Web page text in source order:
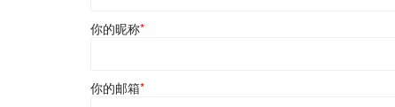
你的昵称*
你的邮箱*